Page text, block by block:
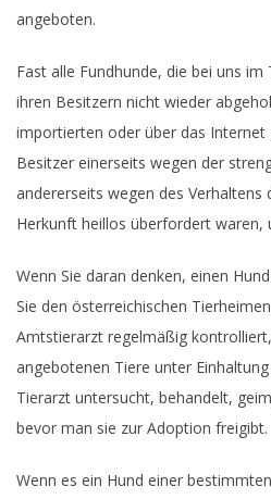
angeboten.
Fast alle Fundhunde, die bei uns
ihren Besitzern nicht wieder
importierten oder über das Internet
Besitzer einerseits wegen der
andererseits wegen des Verhaltens
Herkunft heillos überfordert waren,
Wenn Sie daran denken, einen
Sie den österreichischen
Amtstierarzt regelmäßig
angebotenen Tiere unter
Tierarzt untersucht, behandelt,
bevor man sie zur Adoption freigibt.
Wenn es ein Hund einer